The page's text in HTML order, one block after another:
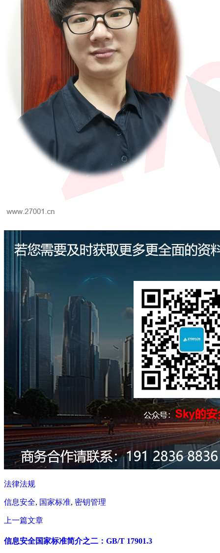
法律法规
信息安全, 国家标准, 密钥管理
上一篇文章
信息安全国家标准简介之二：GB/T 17901.3